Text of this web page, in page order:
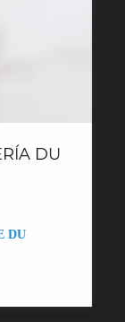
DU
DU